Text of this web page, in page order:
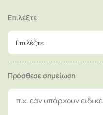
Επιλέξτε
Επιλέξτε
Πρόσθεσε σημείωση